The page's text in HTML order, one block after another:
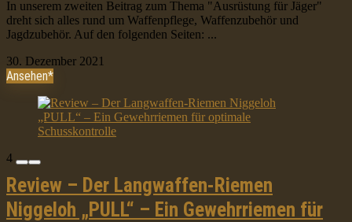
In unserem zweiten Beitrag zum Thema "Ausrüstung für Jäger"
dreht sich alles rund um Waffenpflege, Waffenzubehör und
Jagdzubehör. Auf den folgenden Seiten: ...
30. Dezember 2021
Ansehen*
4
Review – Der Langwaffen-Riemen
Niggeloh „PULL“ – Ein Gewehrriemen für